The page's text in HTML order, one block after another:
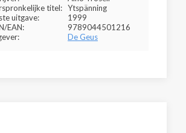
titel: Ytspänning
uitgave:
1999
EAN:
9789044501216
De Geus